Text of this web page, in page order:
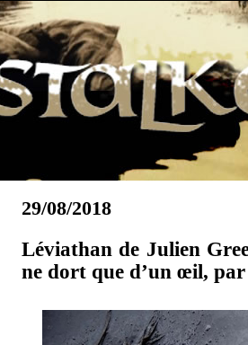
29/08/2018
Léviathan de Julien
ne dort que d’un œil,